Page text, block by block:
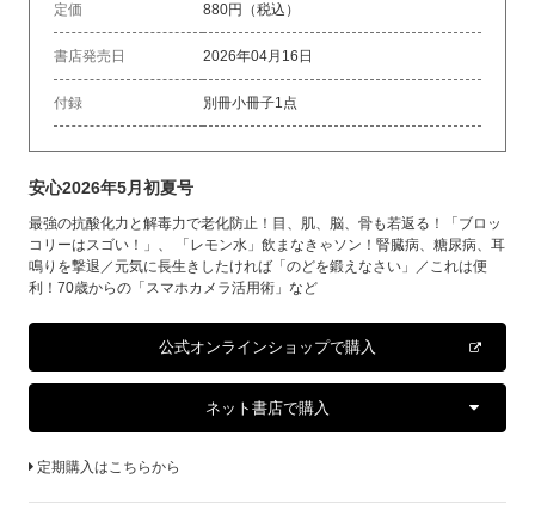
定価 880円（税込）
書店発売日 2026年04月16日
付録 別冊小冊子1点
安心2026年5月初夏号
最強の抗酸化力と解毒力で老化防止！目、肌、脳、骨も若返る！「ブロッ
コリーはスゴい！」、 「レモン水」飲まなきゃソン！腎臓病、糖尿病、耳
鳴りを撃退／元気に長生きしたければ「のどを鍛えなさい」／これは便
利！70歳からの「スマホカメラ活用術」など
公式オンラインショップで購入
ネット書店で購入
定期購入はこちらから